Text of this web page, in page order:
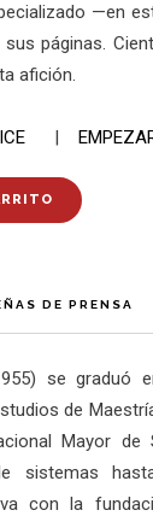
—en
páginas.
afición.
|
DE PRENSA
se graduó
de
Mayor de
sistemas
con la